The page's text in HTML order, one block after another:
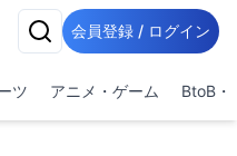
会員登録 / ログイン
ツ アニメ・ゲーム BtoB・